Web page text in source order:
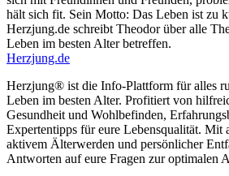
hält sich fit. Sein Motto: Das Leben ist zu
Herzjung.de schreibt Theodor über alle
Leben im besten Alter betreffen.
Herzjung.de
Herzjung® ist die Info-Plattform für alles
Leben im besten Alter. Profitiert von
Gesundheit und Wohlbefinden,
Expertentipps für eure Lebensqualität. Mit
aktivem Älterwerden und persönlicher
Antworten auf eure Fragen zur optimalen